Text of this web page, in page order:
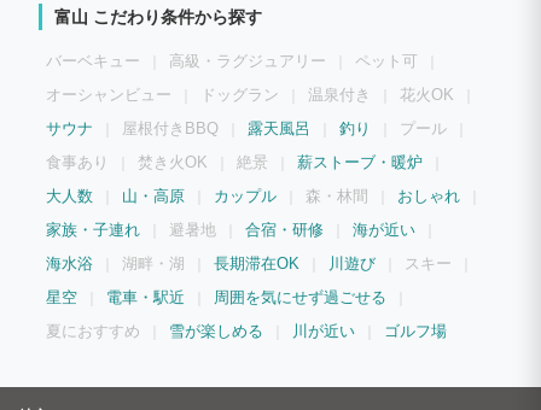
富山 こだわり条件から探す
バーベキュー 高級・ラグジュアリー
ペット可
オーシャンビュー
ドッグラン 温泉付き
花火OK
サウナ
屋根付きBBQ 露天風呂 釣り
プール
食事あり
焚き火OK 絶景
薪ストーブ・暖炉
大人数
山・高原 カップル 森・林間
おしゃれ
家族・子連れ
避暑地 合宿・研修
海が近い
海水浴
湖畔・湖 長期滞在OK 川遊び
スキー
星空
電車・駅近
周囲を気にせず過ごせる
夏におすすめ
雪が楽しめる 川が近い ゴルフ場